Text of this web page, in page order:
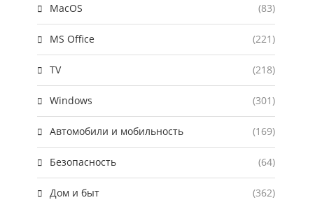
MacOS (83)
MS Office (221)
TV (218)
Windows (301)
Автомобили и мобильность (169)
Безопасность (64)
Дом и быт (362)